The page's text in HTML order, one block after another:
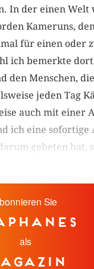
In der einen
Kameruns,
für einen oder
ich bemerkte
Menschen,
jeden Tag
auch mit
ich eine sofortige
gebeten hat,
Sie
als